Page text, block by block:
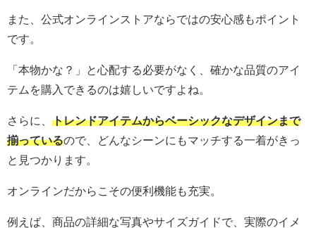
また、公式オンラインストアならではの安心感もポイント
です。
「本物かな？」と心配する必要がなく、確かな品質のアイ
テムを購入できるのは嬉しいですよね。
さらに、 トレンドアイテムからベーシックなデザインまで
揃っているので、どんなシーンにもマッチする一着がきっ
と見つかります。
オンラインだからこその便利機能も充実。
例えば、商品の詳細な写真やサイズガイドで、実際のイメ